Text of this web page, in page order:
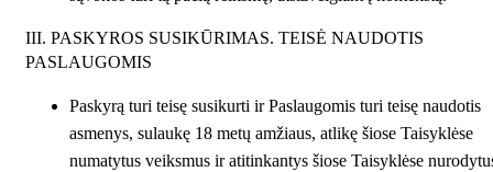
III. PASKYROS SUSIKŪRIMAS. TEISĖ NAUDOTIS
PASLAUGOMIS
Paskyrą turi teisę susikurti ir Paslaugomis turi teisę naudotis
asmenys, sulaukę 18 metų amžiaus, atlikę šiose Taisyklėse
numatytus veiksmus ir atitinkantys šiose Taisyklėse